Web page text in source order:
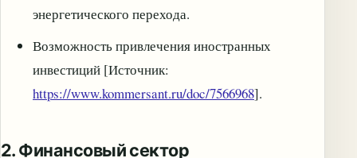
энергетического перехода.
Возможность привлечения иностранных
инвестиций [Источник:
https://www.kommersant.ru/doc/7566968].
2. Финансовый сектор